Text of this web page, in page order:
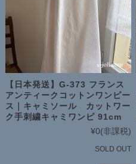
【日本発送】G-373 フランス
アンティークコットンワンピー
ス｜キャミソール カットワー
ク手刺繍キャミワンピ 91cm
¥0(非課税)
SOLD OUT